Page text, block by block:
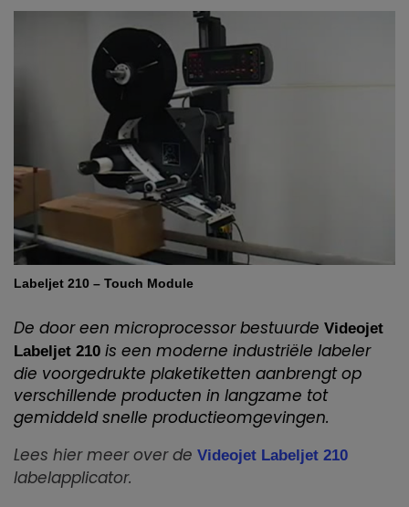
Labeljet 210 – Touch Module
De door een microprocessor bestuurde Videojet
Labeljet 210 is een moderne industriële labeler
die voorgedrukte plaketiketten aanbrengt op
verschillende producten in langzame tot
gemiddeld snelle productieomgevingen.
Lees hier meer over de Videojet Labeljet 210
labelapplicator.